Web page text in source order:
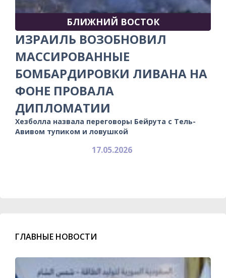
БЛИЖНИЙ ВОСТОК
ИЗРАИЛЬ ВОЗОБНОВИЛ
МАССИРОВАННЫЕ
БОМБАРДИРОВКИ ЛИВАНА НА
ФОНЕ ПРОВАЛА
ДИПЛОМАТИИ
Хезболла назвала переговоры Бейрута с Тель-
Авивом тупиком и ловушкой
17.05.2026
ГЛАВНЫЕ НОВОСТИ